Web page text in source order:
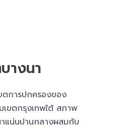
างนา
ตการปกครองของ
ขตกรุงเทพใต้ สภาพ
าแน่นปานกลางผสมกับ